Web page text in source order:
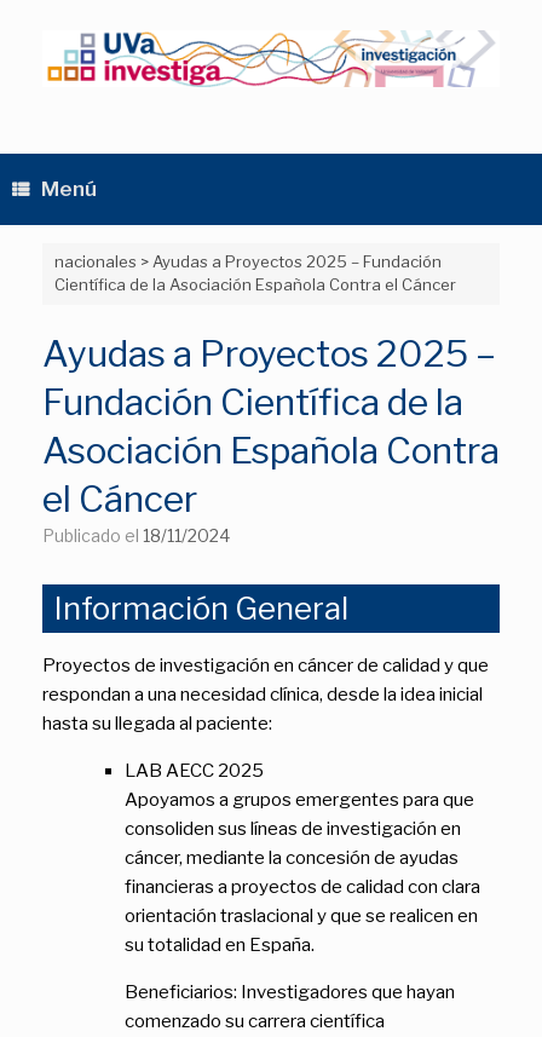
contenido
Menú
nacionales > Ayudas a Proyectos 2025 – Fundación
Científica de la Asociación Española Contra el Cáncer
Ayudas a Proyectos 2025 –
Fundación Científica de la
Asociación Española Contra
el Cáncer
Publicado el 18/11/2024
Información General
Proyectos de investigación en cáncer de calidad y que
respondan a una necesidad clínica, desde la idea inicial
hasta su llegada al paciente:
LAB AECC 2025
Apoyamos a grupos emergentes para que
consoliden sus líneas de investigación en
cáncer, mediante la concesión de ayudas
financieras a proyectos de calidad con clara
orientación traslacional y que se realicen en
su totalidad en España.
Beneficiarios: Investigadores que hayan
comenzado su carrera científica